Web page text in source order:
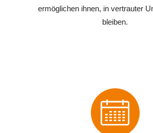
ermöglichen ihnen, in vertrauter
bleiben.